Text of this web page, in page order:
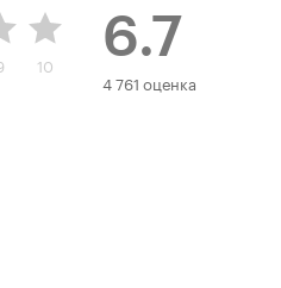
10
6.7
4 761 оценка